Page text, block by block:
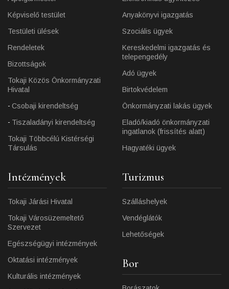
Képviselő testület
Testületi ülések
Rendeletek
Bizottságok
Tokaji Közös Önkormányzati
Hivatal
Csobaji kirendeltség
Tiszaladányi kirendeltség
Tokaji Többcélú Kistérségi
Társulás
Anyakönyvi igazgatás
Szociális ügyek
Kereskedelmi igazgatás és
telepengedély
Adó ügyek
Birtokvédelem
Önkormányzati lakás ügyek
Eladó/kiadó önkormányzati
ingatlanok (frissítés alatt)
Hagyatéki ügyek
Intézmények
Tokaji Járási Hivatal
Tokaji Városüzemeltető
Szervezet
Egészségügyi intézmények
Oktatási intézmények
Kulturális intézmények
Turizmus
Szálláshelyek
Vendéglátók
Lehetőségek
Bor